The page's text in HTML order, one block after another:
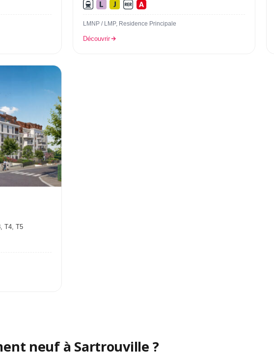
LMNP / LMP, Residence Principale
Découvrir
T4, T5
neuf à Sartrouville ?